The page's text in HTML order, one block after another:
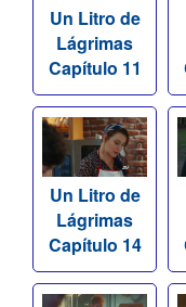
Un Litro de
Lágrimas
Capítulo 11
Un Litro de
Lágrimas
Capítulo 14